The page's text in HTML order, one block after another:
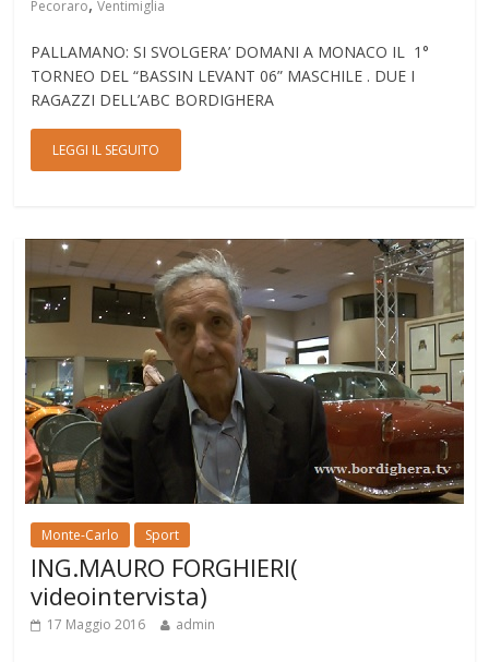
Pecoraro Ventimiglia
PALLAMANO: SI SVOLGERA’ DOMANI A MONACO IL 1°
TORNEO DEL “BASSIN LEVANT 06” MASCHILE . DUE I
RAGAZZI DELL’ABC BORDIGHERA
LEGGI IL SEGUITO
Monte-Carlo Sport
ING.MAURO FORGHIERI(
videointervista)
17 Maggio 2016 admin